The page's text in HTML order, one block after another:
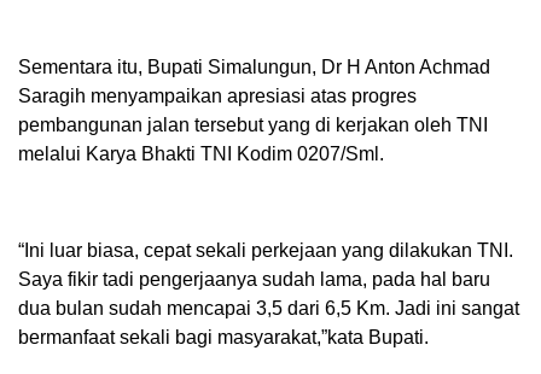
Sementara itu, Bupati Simalungun, Dr H Anton Achmad
Saragih menyampaikan apresiasi atas progres
pembangunan jalan tersebut yang di kerjakan oleh TNI
melalui Karya Bhakti TNI Kodim 0207/Sml.
“Ini luar biasa, cepat sekali perkejaan yang dilakukan TNI.
Saya fikir tadi pengerjaanya sudah lama, pada hal baru
dua bulan sudah mencapai 3,5 dari 6,5 Km. Jadi ini sangat
bermanfaat sekali bagi masyarakat,”kata Bupati.